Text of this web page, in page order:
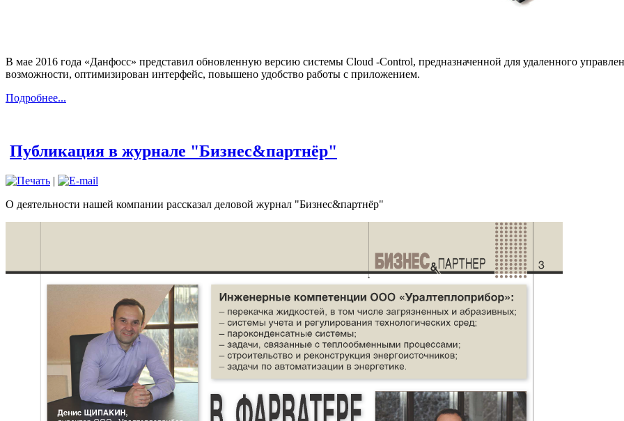
В мае 2016 года «Данфосс» представил обновленную версию системы Cloud -Control, предназначенной для удаленного
возможности, оптимизирован интерфейс, повышено удобство работы с приложением.
Подробнее...
Публикация в журнале "Бизнес&партнёр"
|
О деятельности нашей компании рассказал деловой журнал "Бизнес&партнёр"